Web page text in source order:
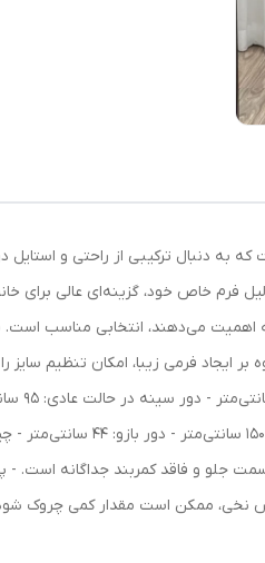
که به دنبال ترکیبی از راحتی و
فرم خاص خود، گزینه‌ای عالی برای
اهمیت می‌دهند، انتخابی مناسب
ایجاد فرمی زیبا، امکان تنظیم
جلو و فاقد کمربند جداگانه
نخی، ممکن است مقدار کمی چروک